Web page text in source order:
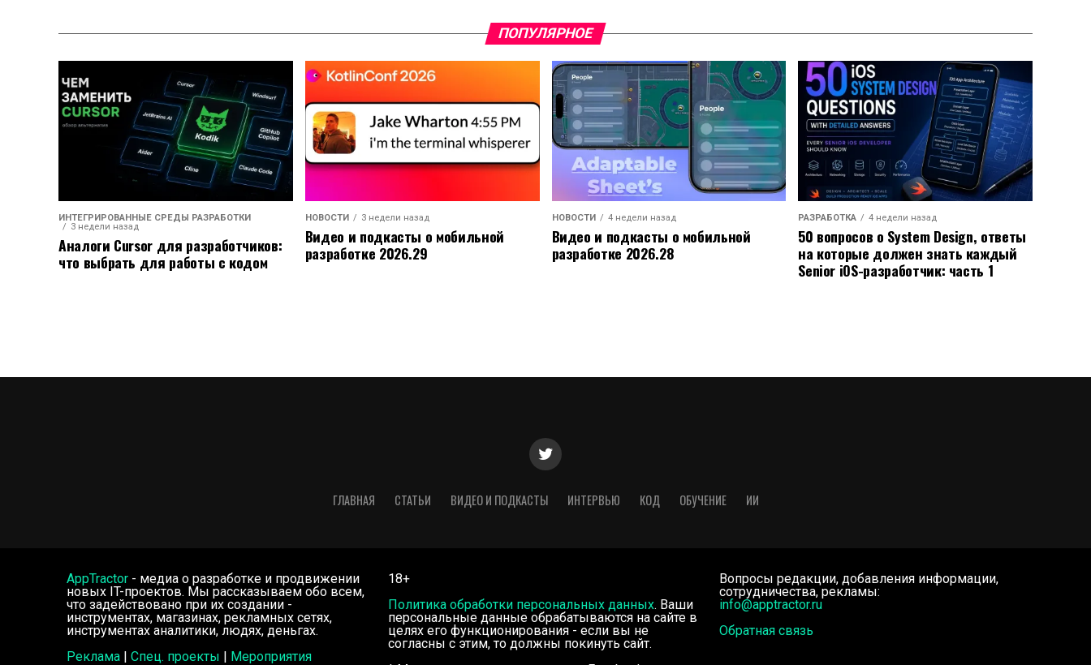
ПОПУЛЯРНОЕ
ИНТЕГРИРОВАННЫЕ СРЕДЫ РАЗРАБОТКИ
3 недели назад
Аналоги Cursor для разработчиков:
что выбрать для работы с кодом
НОВОСТИ 3 недели назад
Видео и подкасты о мобильной
разработке 2026.29
НОВОСТИ 4 недели назад
Видео и подкасты о мобильной
разработке 2026.28
РАЗРАБОТКА 4 недели назад
50 вопросов о System Design, ответы
на которые должен знать каждый
Senior iOS-разработчик: часть 1
ГЛАВНАЯ СТАТЬИ ВИДЕО И ПОДКАСТЫ ИНТЕРВЬЮ КОД ОБУЧЕНИЕ ИИ
AppTractor - медиа о разработке и продвижении
новых IT-проектов. Мы рассказываем обо всем,
что задействовано при их создании -
инструментах, магазинах, рекламных сетях,
инструментах аналитики, людях, деньгах.
Реклама | Спец. проекты | Мероприятия
18+
Политика обработки персональных данных. Ваши
персональные данные обрабатываются на сайте в
целях его функционирования - если вы не
согласны с этим, то должны покинуть сайт.
Вопросы редакции, добавления информации,
сотрудничества, рекламы:
info@apptractor.ru
Обратная связь